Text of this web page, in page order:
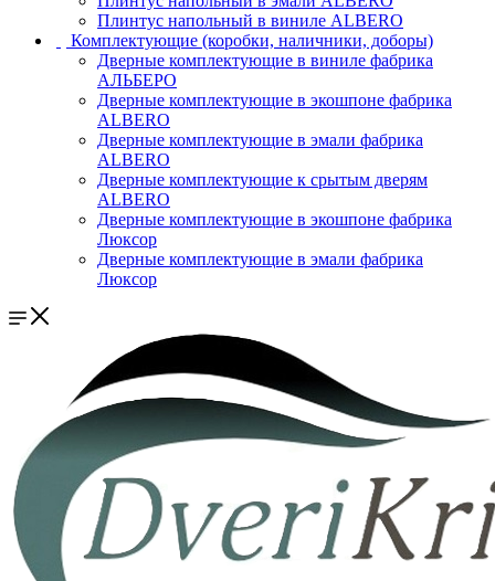
Плинтус напольный в виниле ALBERO
Комплектующие (коробки, наличники, доборы)
Дверные комплектующие в виниле фабрика
АЛЬБЕРО
Дверные комплектующие в экошпоне фабрика
ALBERO
Дверные комплектующие в эмали фабрика
ALBERO
Дверные комплектующие к срытым дверям
ALBERO
Дверные комплектующие в экошпоне фабрика
Люксор
Дверные комплектующие в эмали фабрика
Люксор